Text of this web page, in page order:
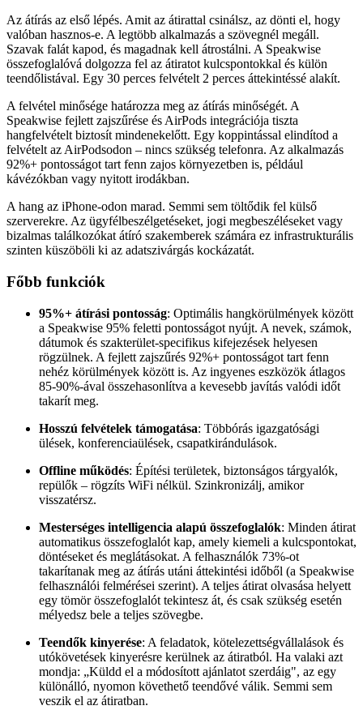
Az átírás az első lépés. Amit az átirattal csinálsz, az dönti el, hogy
valóban hasznos-e. A legtöbb alkalmazás a szövegnél megáll.
Szavak falát kapod, és magadnak kell átrostálni. A Speakwise
összefoglalóvá dolgozza fel az átiratot kulcspontokkal és külön
teendőlistával. Egy 30 perces felvételt 2 perces áttekintéssé alakít.
A felvétel minősége határozza meg az átírás minőségét. A
Speakwise fejlett zajszűrése és AirPods integrációja tiszta
hangfelvételt biztosít mindenekelőtt. Egy koppintással elindítod a
felvételt az AirPodsodon – nincs szükség telefonra. Az alkalmazás
92%+ pontosságot tart fenn zajos környezetben is, például
kávézókban vagy nyitott irodákban.
A hang az iPhone-odon marad. Semmi sem töltődik fel külső
szerverekre. Az ügyfélbeszélgetéseket, jogi megbeszéléseket vagy
bizalmas találkozókat átíró szakemberek számára ez infrastrukturális
szinten küszöböli ki az adatszivárgás kockázatát.
Főbb funkciók
95%+ átírási pontosság: Optimális hangkörülmények között
a Speakwise 95% feletti pontosságot nyújt. A nevek, számok,
dátumok és szakterület-specifikus kifejezések helyesen
rögzülnek. A fejlett zajszűrés 92%+ pontosságot tart fenn
nehéz körülmények között is. Az ingyenes eszközök átlagos
85-90%-ával összehasonlítva a kevesebb javítás valódi időt
takarít meg.
Hosszú felvételek támogatása: Többórás igazgatósági
ülések, konferenciaülések, csapatkirándulások.
Offline működés: Építési területek, biztonságos tárgyalók,
repülők – rögzíts WiFi nélkül. Szinkronizálj, amikor
visszatérsz.
Mesterséges intelligencia alapú összefoglalók: Minden átirat
automatikus összefoglalót kap, amely kiemeli a kulcspontokat,
döntéseket és meglátásokat. A felhasználók 73%-ot
takarítanak meg az átírás utáni áttekintési időből (a Speakwise
felhasználói felmérései szerint). A teljes átirat olvasása helyett
egy tömör összefoglalót tekintesz át, és csak szükség esetén
mélyedsz bele a teljes szövegbe.
Teendők kinyerése: A feladatok, kötelezettségvállalások és
utókövetések kinyerésre kerülnek az átiratból. Ha valaki azt
mondja: „Küldd el a módosított ajánlatot szerdáig", az egy
különálló, nyomon követhető teendővé válik. Semmi sem
veszik el az átiratban.